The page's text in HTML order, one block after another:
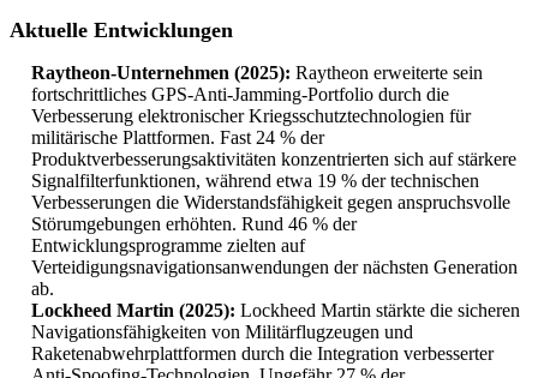
Aktuelle Entwicklungen
Raytheon-Unternehmen (2025): Raytheon erweiterte sein
fortschrittliches GPS-Anti-Jamming-Portfolio durch die
Verbesserung elektronischer Kriegsschutztechnologien für
militärische Plattformen. Fast 24 % der
Produktverbesserungsaktivitäten konzentrierten sich auf stärkere
Signalfilterfunktionen, während etwa 19 % der technischen
Verbesserungen die Widerstandsfähigkeit gegen anspruchsvolle
Störumgebungen erhöhten. Rund 46 % der
Entwicklungsprogramme zielten auf
Verteidigungsnavigationsanwendungen der nächsten Generation
ab.
Lockheed Martin (2025): Lockheed Martin stärkte die sicheren
Navigationsfähigkeiten von Militärflugzeugen und
Raketenabwehrplattformen durch die Integration verbesserter